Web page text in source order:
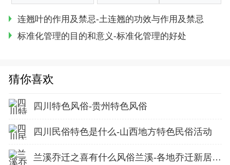
连翘叶的作用及禁忌-土连翘的功效与作用及禁忌
标准化管理的目的和意义-标准化管理的好处
猜你喜欢
四川特色风俗-贵州特色风俗
四川民俗特色是什么-山西地方特色民俗活动
兰溪乔迁之喜有什么风俗兰溪-各地乔迁新居都有哪些风俗